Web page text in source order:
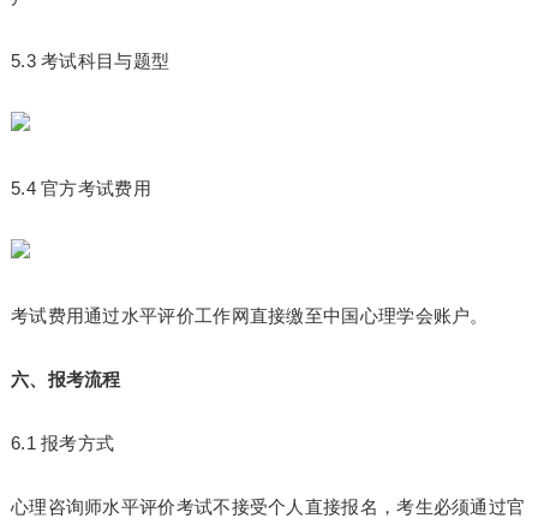
5.3 考试科目与题型
5.4 官方考试费用
考试费用通过水平评价工作网直接缴至中国心理学会账户。
六、报考流程
6.1 报考方式
心理咨询师水平评价考试不接受个人直接报名，考生必须通过官